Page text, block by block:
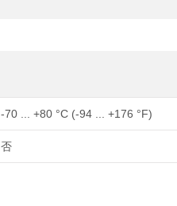
-70 ... +80 °C (-94 ... +176 °F)
否